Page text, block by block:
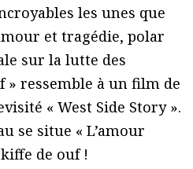
les unes que
et tragédie, polar
sur la lutte des
» ressemble à un film de
« West Side Story ».
se situe « L’amour
de ouf !